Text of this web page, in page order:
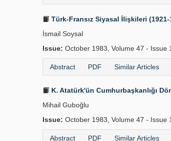
Türk-Fransız Siyasal İlişkileri (1921-
İsmail Soysal
Issue: October 1983, Volume 47 - Issue
Abstract PDF Similar Articles
K. Atatürk'ün Cumhurbaşkanlığı
Mihail Guboğlu
Issue: October 1983, Volume 47 - Issue
Abstract PDF Similar Articles